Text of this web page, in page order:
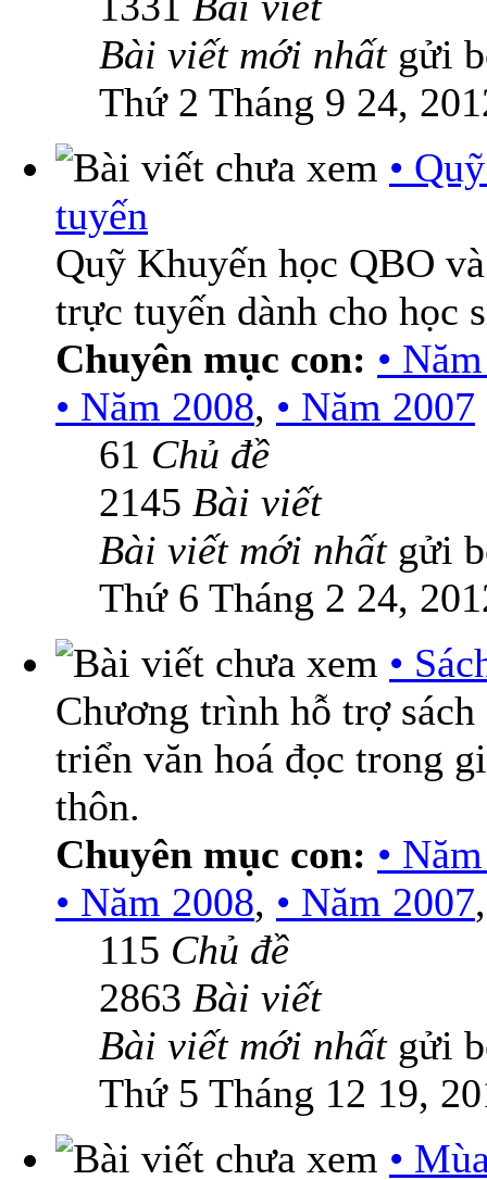
Bài viết mới nhấtgửi
Thứ 2 Tháng 9 24,
•
tuyến
Quỹ Khuyến học QBO
trực tuyến dành cho học
Chuyên mục con: •
• Năm 2008, • Năm 2007
61 Chủ đề
2145 Bài viết
Bài viết mới nhấtgửi
Thứ 6 Tháng 2 24,
•
Chương trình hỗ trợ
triển văn hoá đọc trong
thôn.
Chuyên mục con: •
• Năm 2008, • Năm 2007
115 Chủ đề
2863 Bài viết
Bài viết mới nhấtgửi
Thứ 5 Tháng 12 19,
•